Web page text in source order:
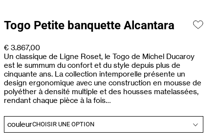
Togo Petite banquette Alcantara
€ 3.867,00
Un classique de Ligne Roset, le Togo de Michel Ducaroy
est le summum du confort et du style depuis plus de
cinquante ans. La collection intemporelle présente un
design ergonomique avec une construction en mousse de
polyéther à densité multiple et des housses matelassées,
rendant chaque pièce à la fois…
couleur